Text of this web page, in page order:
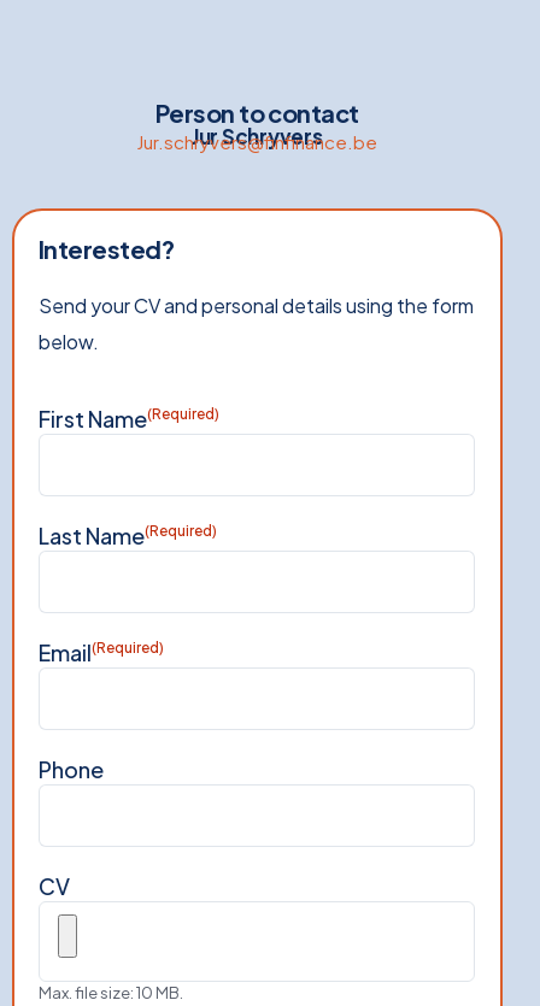
Person to contact
Jur Schryvers
Jur.schryvers@finfinance.be
Interested?
Send your CV and personal details using the form
below.
First Name(Required)
Last Name(Required)
Email(Required)
Phone
CV
Max. file size: 10 MB.